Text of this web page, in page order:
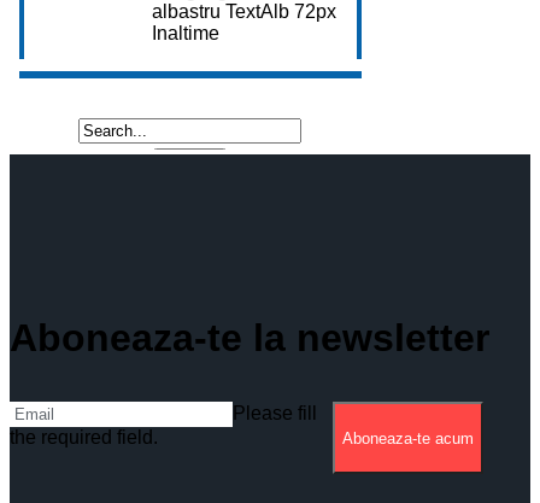
Aboneaza-te la newsletter
Please fill
the required field.
Aboneaza-te acum